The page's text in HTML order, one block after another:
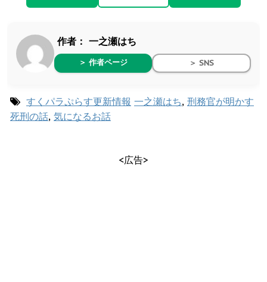
作者： 一之瀬はち
＞ 作者ページ ＞ SNS
すくパラぷらす更新情報 一之瀬はち, 刑務官が明かす
死刑の話, 気になるお話
<広告>